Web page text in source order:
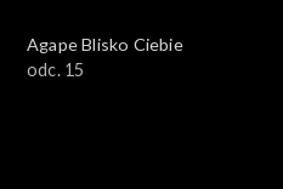
Agape Blisko Ciebie
odc. 15